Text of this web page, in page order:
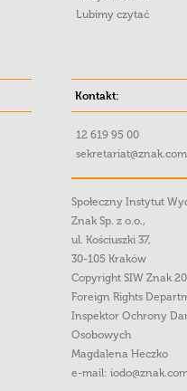
Lubimy czytać
Kontakt:
12 619 95 00
Społeczny Instytut
Znak Sp. z o.o.,
ul. Kościuszki 37,
30-105 Kraków
Copyright SIW Znak
Foreign Rights
Inspektor Ochrony
Osobowych
Magdalena Heczko
e-mail: